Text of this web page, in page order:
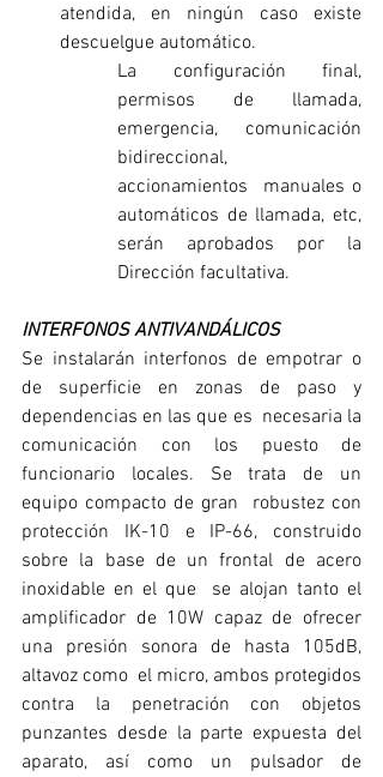
atendida, en ningún caso existe
descuelgue automático.
La configuración final,
permisos de llamada,
emergencia, comunicación
bidireccional,
accionamientos  manuales o
automáticos de llamada, etc,
serán aprobados por la
Dirección facultativa.
INTERFONOS ANTIVANDÁLICOS
Se instalarán interfonos de empotrar o
de superficie en zonas de paso y
dependencias en las que es  necesaria la
comunicación con los puesto de
funcionario locales. Se trata de un
equipo compacto de gran  robustez con
protección IK-10 e IP-66, construido
sobre la base de un frontal de acero
inoxidable en el que  se alojan tanto el
amplificador de 10W capaz de ofrecer
una presión sonora de hasta 105dB,
altavoz como  el micro, ambos protegidos
contra la penetración con objetos
punzantes desde la parte expuesta del
aparato, así como un pulsador de